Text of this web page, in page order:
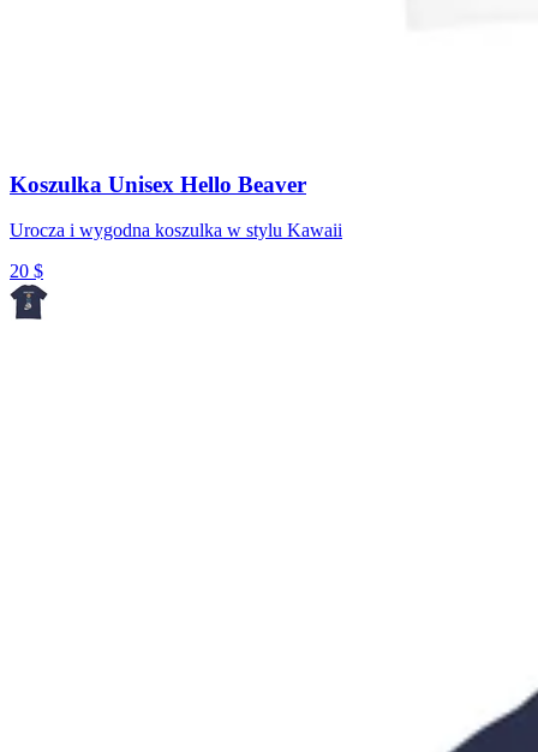
Koszulka Unisex Hello Beaver
Urocza i wygodna koszulka w stylu Kawaii
20 $